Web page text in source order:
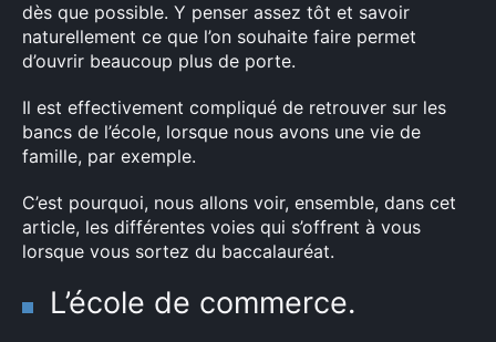
dès que possible. Y penser assez tôt et savoir
naturellement ce que l’on souhaite faire permet
d’ouvrir beaucoup plus de porte.
Il est effectivement compliqué de retrouver sur les
bancs de l’école, lorsque nous avons une vie de
famille, par exemple.
C’est pourquoi, nous allons voir, ensemble, dans cet
article, les différentes voies qui s’offrent à vous
lorsque vous sortez du baccalauréat.
L’école de commerce.